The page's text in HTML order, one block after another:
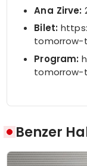
Ana Zirve:
Bilet:
tomorrow-
Program:
tomorrow-
Benzer